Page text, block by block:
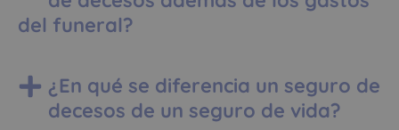
de decesos con repatriación?
seguro de decesos con
repatriación?